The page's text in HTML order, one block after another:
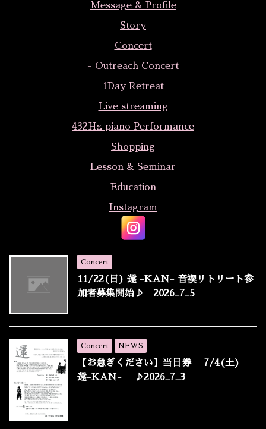
Message & Profile
Story
Concert
- Outreach Concert
1Day Retreat
Live streaming
432Hz piano Performance
Shopping
Lesson & Seminar
Education
Instagram
Concert
11/22(日) 還 -KAN- 音禊リトリート参
加者募集開始♪ 2026_7_5
Concert NEWS
【お急ぎください】当日券 7/4(土)
還-KAN- ♪2026_7_3